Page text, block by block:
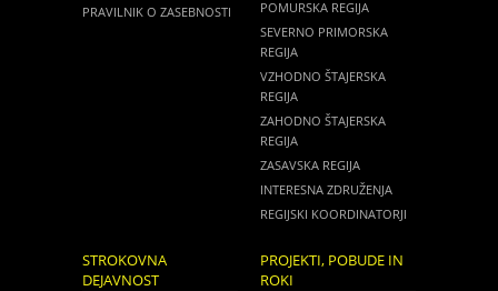
PRAVILNIK O ZASEBNOSTI
POMURSKA REGIJA
SEVERNO PRIMORSKA
REGIJA
VZHODNO ŠTAJERSKA
REGIJA
ZAHODNO ŠTAJERSKA
REGIJA
ZASAVSKA REGIJA
INTERESNA ZDRUŽENJA
REGIJSKI KOORDINATORJI
STROKOVNA
DEJAVNOST
PROJEKTI, POBUDE IN
ROKI